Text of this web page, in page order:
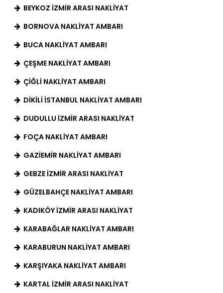
BEYKOZ İZMIR ARASI NAKLIYAT
BORNOVA NAKLIYAT AMBARI
BUCA NAKLIYAT AMBARI
ÇEŞME NAKLIYAT AMBARI
ÇIĞLI NAKLIYAT AMBARI
DIKILI İSTANBUL NAKLIYAT AMBARI
DUDULLU İZMIR ARASI NAKLIYAT
FOÇA NAKLIYAT AMBARI
GAZIEMIR NAKLIYAT AMBARI
GEBZE İZMIR ARASI NAKLIYAT
GÜZELBAHÇE NAKLIYAT AMBARI
KADIKÖY İZMIR ARASI NAKLIYAT
KARABAĞLAR NAKLIYAT AMBARI
KARABURUN NAKLIYAT AMBARI
KARŞIYAKA NAKLIYAT AMBARI
KARTAL İZMIR ARASI NAKLIYAT